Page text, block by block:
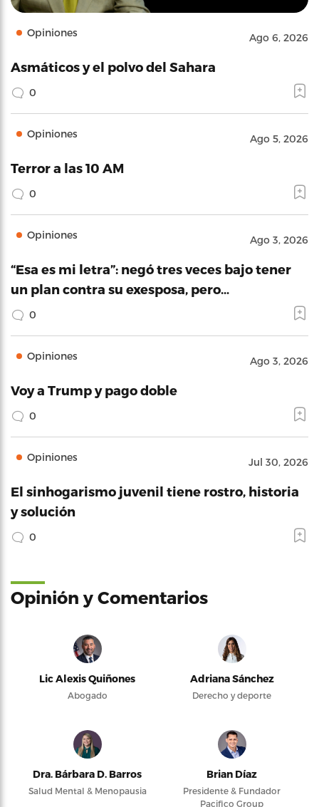
Opiniones Ago 6, 2026
Asmáticos y el polvo del Sahara
0
Opiniones Ago 5, 2026
Terror a las 10 AM
0
Opiniones Ago 3, 2026
“Esa es mi letra”: negó tres veces bajo tener
un plan contra su exesposa, pero…
0
Opiniones Ago 3, 2026
Voy a Trump y pago doble
0
Opiniones Jul 30, 2026
El sinhogarismo juvenil tiene rostro, historia
y solución
0
Opinión y Comentarios
Lic Alexis Quiñones
Abogado
Adriana Sánchez
Derecho y deporte
Dra. Bárbara D. Barros
Salud Mental & Menopausia
Brian Díaz
Presidente & Fundador
Pacifico Group